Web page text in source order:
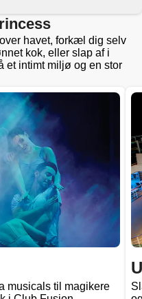
havet, forkæl dig selv
kok, eller slap af i
et intimt miljø og en stor
musicals til magikere